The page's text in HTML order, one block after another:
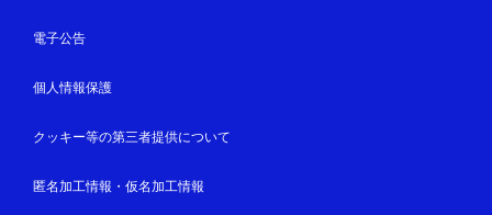
電子公告
個人情報保護
クッキー等の第三者提供について
匿名加工情報・仮名加工情報